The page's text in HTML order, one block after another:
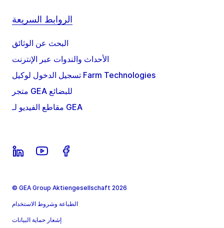
الروابط السريعة
البحث عن الوثائق
الأحداث والندوات عبر الإنترنت
تسجيل الدخول لوكيل Farm Technologies
متجر GEA للبضائع
مقاطع الفيديو لـ GEA
© GEA Group Aktiengesellschaft 2026
الطباعة وشروط الاستخدام
إشعار حماية البيانات